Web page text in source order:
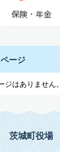
ージ
はありません。
茨城町役場